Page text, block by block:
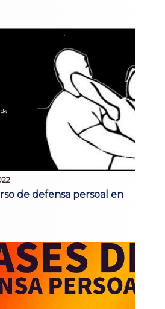
de defensa persoal en